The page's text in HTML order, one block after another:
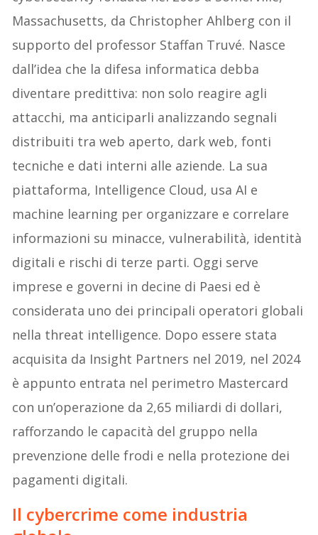
Massachusetts, da Christopher Ahlberg con il
supporto del professor Staffan Truvé. Nasce
dall’idea che la difesa informatica debba
diventare predittiva: non solo reagire agli
attacchi, ma anticiparli analizzando segnali
distribuiti tra web aperto, dark web, fonti
tecniche e dati interni alle aziende. La sua
piattaforma, Intelligence Cloud, usa AI e
machine learning per organizzare e correlare
informazioni su minacce, vulnerabilità, identità
digitali e rischi di terze parti. Oggi serve
imprese e governi in decine di Paesi ed è
considerata uno dei principali operatori globali
nella threat intelligence. Dopo essere stata
acquisita da Insight Partners nel 2019, nel 2024
è appunto entrata nel perimetro Mastercard
con un’operazione da 2,65 miliardi di dollari,
rafforzando le capacità del gruppo nella
prevenzione delle frodi e nella protezione dei
pagamenti digitali.
Il cybercrime come industria